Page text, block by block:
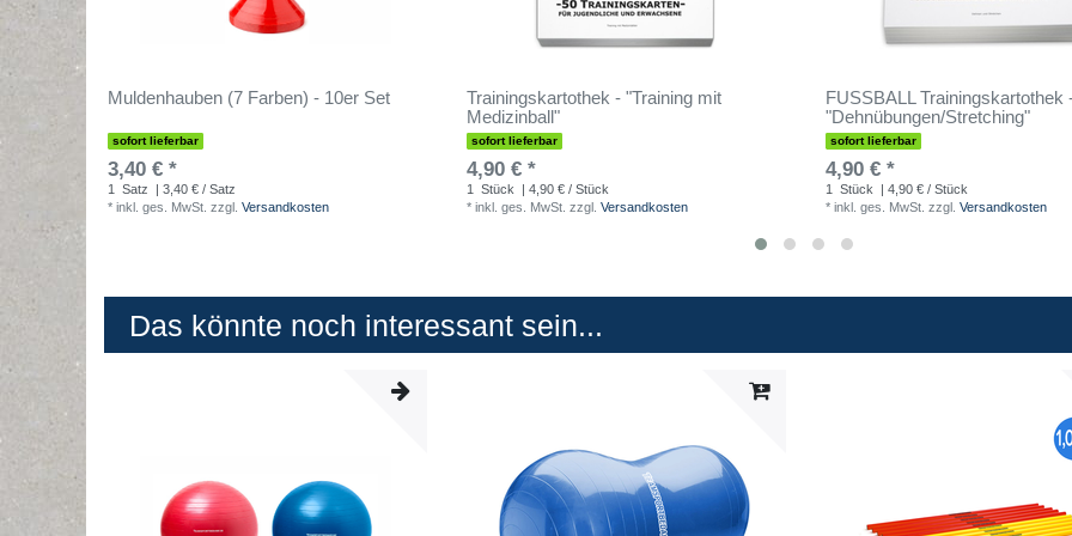
Muldenhauben (7 Farben) - 10er Set
sofort lieferbar
3,40 € *
1 Satz
| 3,40 € / Satz
* inkl. ges. MwSt. zzgl. Versandkosten
Trainingskartothek - "Training mit
Medizinball"
sofort lieferbar
4,90 € *
1 Stück
| 4,90 € / Stück
* inkl. ges. MwSt. zzgl. Versandkosten
FUSSBALL Trainingskartothek
"Dehnübungen/Stretching"
sofort lieferbar
4,90 € *
1 Stück
| 4,90 € / Stück
* inkl. ges. MwSt. zzgl. Versandkosten
Das könnte noch interessant sein...